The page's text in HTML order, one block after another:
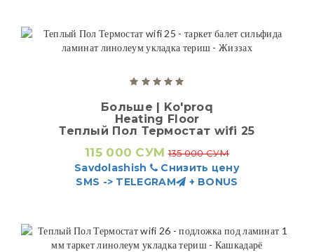
Больше | Ko'proq
Heating Floor
Теплый Пол Термостат wifi 25
115 000 СУМ 135 000 СУМ
Savdolashish
Снизить цену
SMS -> TELEGRAM
+ BONUS